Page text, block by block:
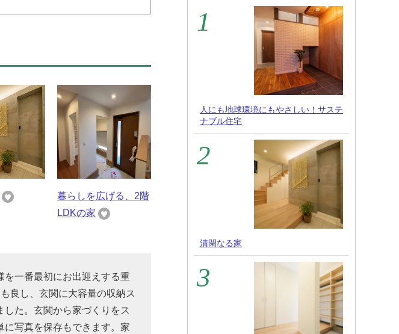
暮らしを広げる、2階
LDKの家
を一番最初にお出迎えする重
良し、玄関に大容量の収納ス
た。玄関から家づくりをス
に写真を保存もできます。家
人にも地球環境にもやさしい！サステ
ナブル住宅
清閑なる家